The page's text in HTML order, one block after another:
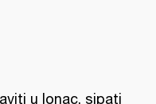
u lonac, sipati